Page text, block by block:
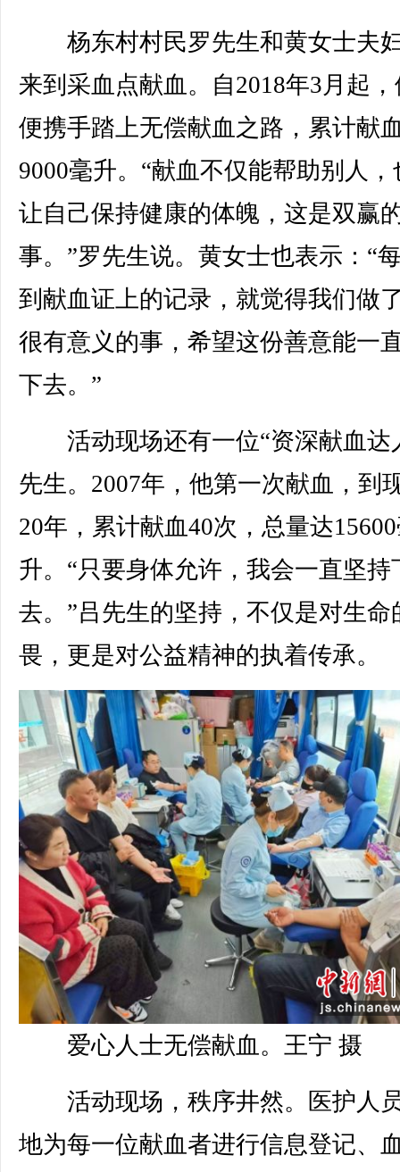
杨东村村民罗先生和黄女士夫
来到采血点献血。自2018年3月起
便携手踏上无偿献血之路，累计献
9000毫升。“献血不仅能帮助别人，
让自己保持健康的体魄，这是双赢
事。”罗先生说。黄女士也表示：“
到献血证上的记录，就觉得我们做
很有意义的事，希望这份善意能一
下去。”
活动现场还有一位“资深献血达
先生。2007年，他第一次献血，到
20年，累计献血40次，总量达
升。“只要身体允许，我会一直坚持
去。”吕先生的坚持，不仅是对生命
畏，更是对公益精神的执着传承。
爱心人士无偿献血。王宁 摄
活动现场，秩序井然。医护人
地为每一位献血者进行信息登记、